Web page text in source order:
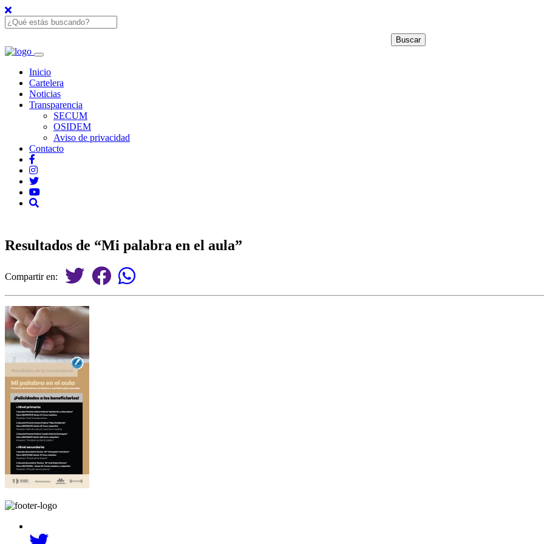
Inicio
Cartelera
Noticias
Transparencia
SECUM
OSIDEM
Aviso de privacidad
Contacto
Resultados de “Mi palabra en el aula”
Compartir en: